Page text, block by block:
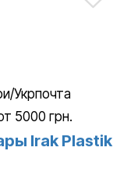
Укрпочта
5000 грн.
Irak Plastik